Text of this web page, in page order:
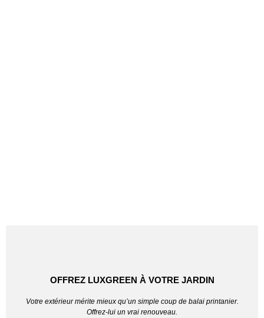
OFFREZ LUXGREEN À VOTRE JARDIN
Votre extérieur mérite mieux qu’un simple coup de balai printanier.
Offrez-lui un vrai renouveau.